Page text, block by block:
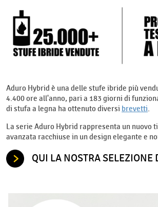
Aduro Hybrid è una delle stufe ibride più
4.400 ore all'anno, pari a 183 giorni di
di stufa a legna ha ottenuto diversi brevetti.
La serie Aduro Hybrid rappresenta un nuovo
avanzata racchiuse in un design elegante e
QUI LA NOSTRA SELEZIONE